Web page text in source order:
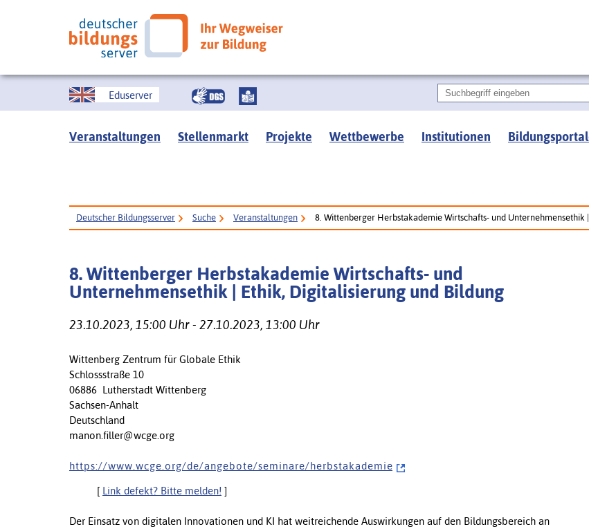
Eduserver
Veranstaltungen Stellenmarkt Projekte Wettbewerbe Institutionen
Deutscher Bildungsserver Suche Veranstaltungen 8. Wittenberger Herbstakademie Wirtschafts- und
8. Wittenberger Herbstakademie Wirtschafts- und
Unternehmensethik | Ethik, Digitalisierung und Bildung
23.10.2023, 15:00 Uhr - 27.10.2023, 13:00 Uhr
Wittenberg Zentrum für Globale Ethik
Schlossstraße 10
06886 Lutherstadt Wittenberg
Sachsen-Anhalt
Deutschland
manon.filler@wcge.org
h t t p s : / / w w w . w c g e . o r g / d e / a n g e b o t e / s e m i n a r e / h e r b s t a k a d e m i e
[ Link defekt? Bitte melden! ]
Der Einsatz von digitalen Innovationen und KI hat weitreichende Auswirkungen auf den Bildungsbereich an